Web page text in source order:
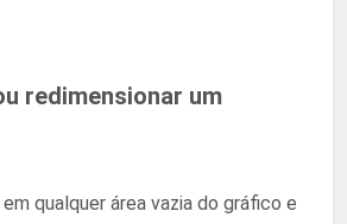
redimensionar um
qualquer área vazia do gráfico e